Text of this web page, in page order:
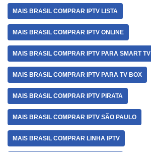
MAIS BRASIL COMPRAR IPTV LISTA
MAIS BRASIL COMPRAR IPTV ONLINE
MAIS BRASIL COMPRAR IPTV PARA SMART TV
MAIS BRASIL COMPRAR IPTV PARA TV BOX
MAIS BRASIL COMPRAR IPTV PIRATA
MAIS BRASIL COMPRAR IPTV SÃO PAULO
MAIS BRASIL COMPRAR LINHA IPTV